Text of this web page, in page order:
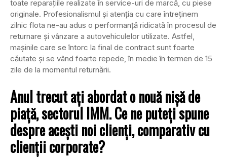
toate reparaţiile realizate în service-uri de marcă, cu piese
originale. Profesionalismul şi atenţia cu care întreţinem
zilnic flota ne-au adus o performanţă ridicată în procesul de
returnare şi vânzare a autovehiculelor utilizate. Astfel,
maşinile care se întorc la final de contract sunt foarte
căutate şi se vând foarte repede, în medie în termen de 15
zile de la momentul returnării.
Anul trecut aţi abordat o nouă nişă de
piaţă, sectorul IMM. Ce ne puteţi spune
despre aceşti noi clienţi, comparativ cu
clienţii corporate?